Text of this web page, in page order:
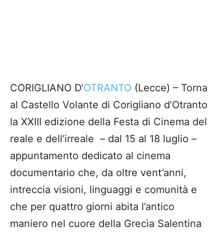
CORIGLIANO D’OTRANTO (Lecce) – Torna
al Castello Volante di Corigliano d’Otranto
la XXIII edizione della Festa di Cinema del
reale e dell’irreale – dal 15 al 18 luglio –
appuntamento dedicato al cinema
documentario che, da oltre vent’anni,
intreccia visioni, linguaggi e comunità e
che per quattro giorni abita l’antico
maniero nel cuore della Grecìa Salentina